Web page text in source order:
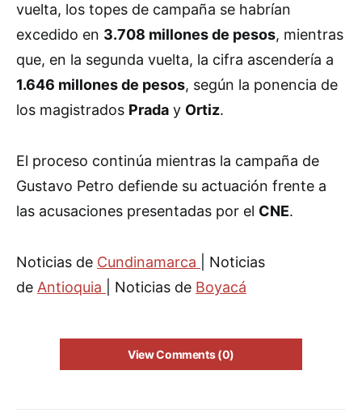
vuelta, los topes de campaña se habrían
excedido en 3.708 millones de pesos, mientras
que, en la segunda vuelta, la cifra ascendería a
1.646 millones de pesos, según la ponencia de
los magistrados Prada y Ortiz.
El proceso continúa mientras la campaña de
Gustavo Petro defiende su actuación frente a
las acusaciones presentadas por el CNE.
Noticias de Cundinamarca
| Noticias
de Antioquia | Noticias de Boyacá
View Comments (0)